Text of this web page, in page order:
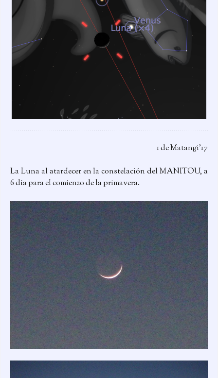
1 de Matangi’17
La Luna al atardecer en la constelación del MANITOU, a
6 día para el comienzo de la primavera.